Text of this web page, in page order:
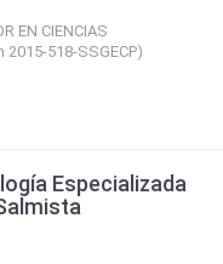
EN CIENCIAS
2015-518-SSGECP)
Especializada